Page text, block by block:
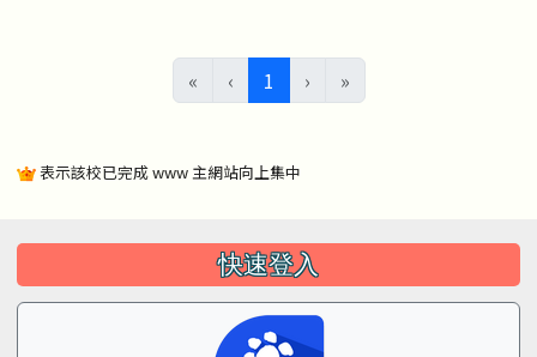
« ‹ 1 (目前頁次)
› »
表示該校已完成 www 主網站向上集中
左邊區域內容 快速登入